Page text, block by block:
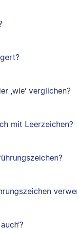
‚wie‘ verglichen?
mit Leerzeichen?